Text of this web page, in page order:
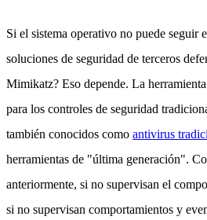
Si el sistema operativo no puede seguir
soluciones de seguridad de terceros
Mimikatz? Eso depende. La
para los controles de seguridad
también conocidos como antivirus
herramientas de "última generación".
anteriormente, si no supervisan el
si no supervisan comportamientos y